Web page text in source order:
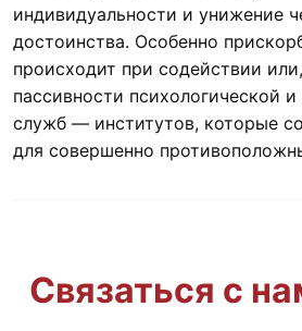
индивидуальности и унижение
достоинства. Особенно
происходит при содействии
пассивности психологической
служб — институтов, которые
для совершенно
Связаться с